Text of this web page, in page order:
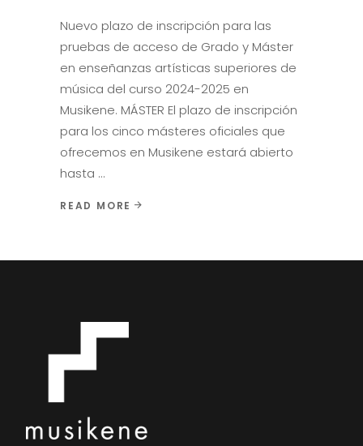
Nuevo plazo de inscripción para las
pruebas de acceso de Grado y Máster
en enseñanzas artísticas superiores de
música del curso 2024-2025 en
Musikene. MÁSTER El plazo de inscripción
para los cinco másteres oficiales que
ofrecemos en Musikene estará abierto
hasta
READ MORE